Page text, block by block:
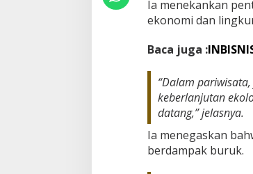
Ia menekankan
ekonomi dan
Baca juga :
“Dalam
keberlanjutan
datang,” jelasnya.
Ia menegaskan
berdampak buruk.